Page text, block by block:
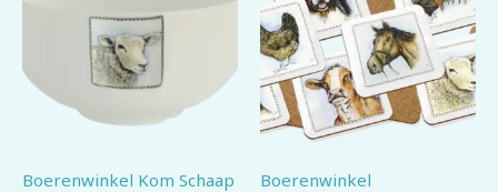
Boerenwinkel Kom Schaap
Boerenwinkel